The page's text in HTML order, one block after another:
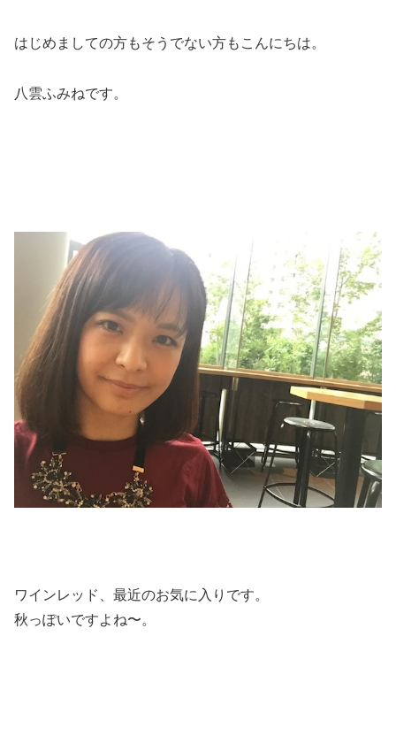
はじめましての方もそうでない方もこんにちは。
八雲ふみねです。
ワインレッド、最近のお気に入りです。
秋っぽいですよね〜。